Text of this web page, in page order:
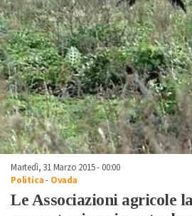
Martedì, 31 Marzo 2015 - 00:00
Politica- Ovada
Le Associazioni agricole